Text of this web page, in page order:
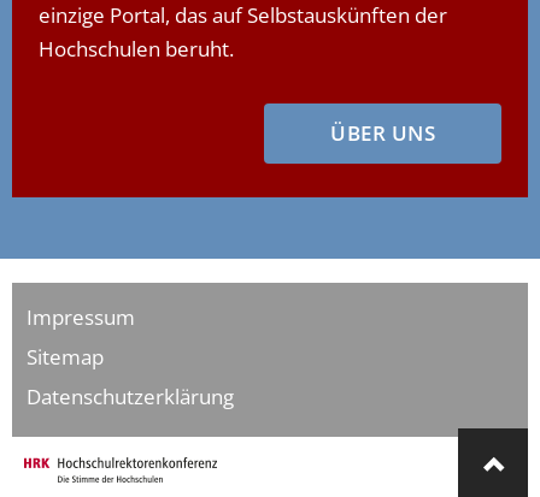
einzige Portal, das auf Selbstauskünften der
Hochschulen beruht.
ÜBER UNS
Impressum
Sitemap
Datenschutzerklärung